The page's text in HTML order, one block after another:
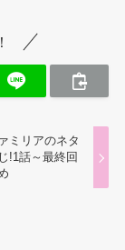
ミリアのネタ
!1話～最終回